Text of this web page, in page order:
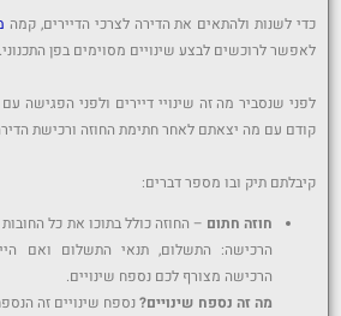
כדי לשנות ולהתאים את הדירה לצרכי הדיירים, קמה
לאפשר לרוכשים לבצע שינויים מסוימים בפן התכנוני.
לפני שנסביר מה זה שינויי דיירים ולפני הפגישה
קודם עם מה יצאתם לאחר חתימת החוזה ורכישת
קיבלתם תיק ובו מספר דברים:
חוזה חתום – החוזה כולל בתוכו את כל
הרכישה: התשלום, תנאי התשלום ואם
הרכישה מצורף לכם נספח שינויים.
מה זה נספח שינויים?נספח שינויים זה